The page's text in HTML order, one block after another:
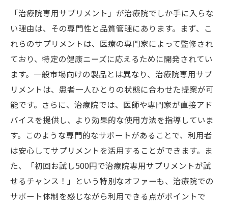
「治療院専用サプリメント」が治療院でしか手に入らな
い理由は、その専門性と品質管理にあります。まず、こ
れらのサプリメントは、医療の専門家によって監修され
ており、特定の健康ニーズに応えるために開発されてい
ます。一般市場向けの製品とは異なり、治療院専用サプ
リメントは、患者一人ひとりの状態に合わせた提案が可
能です。さらに、治療院では、医師や専門家が直接アド
バイスを提供し、より効果的な使用方法を指導していま
す。このような専門的なサポートがあることで、利用者
は安心してサプリメントを活用することができます。ま
た、「初回お試し500円で治療院専用サプリメントが試
せるチャンス！」という特別なオファーも、治療院での
サポート体制を感じながら利用できる点がポイントで